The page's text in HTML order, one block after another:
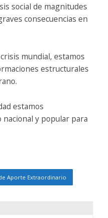
social de magnitudes
consecuencias en
mundial, estamos
estructurales
estamos
y popular para
Aporte Extraordinario